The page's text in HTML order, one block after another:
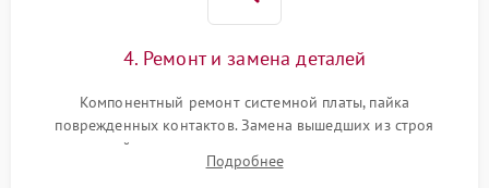
4. Ремонт и замена деталей
Компонентный ремонт системной платы, пайка
поврежденных контактов. Замена вышедших из строя
двигателей, изношенного аккумулятора, неисправного
лидара или помпы подачи воды. Восстановление шлейфов и
Подробнее